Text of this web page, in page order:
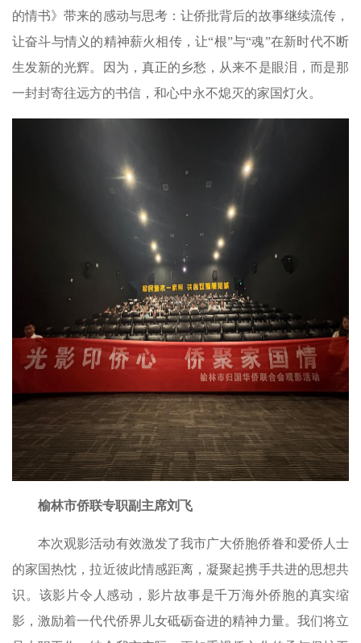
的情书》带来的感动与思考：让侨批背后的故事继续流传，
让奋斗与情义的精神薪火相传，让“根”与“魂”在新时代不断
生发新的光辉。因为，真正的乡愁，从来不是眼泪，而是那
一封封寄往远方的书信，和心中永不熄灭的家国灯火。
榆林市侨联专职副主席刘飞
本次观影活动有效激发了我市广大侨胞侨眷和爱侨人士
的家国热忱，拉近彼此情感距离，凝聚起携手共进的思想共
识。该影片令人感动，影片故事是千万海外侨胞的真实缩
影，激励着一代代侨界儿女砥砺奋进的精神力量。我们将立